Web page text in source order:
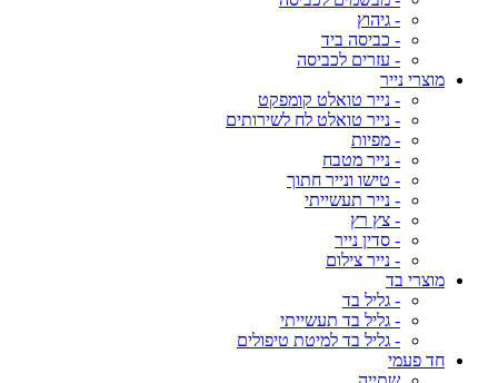
- גיהוץ
- כביסה ביד
- עזרים לכביסה
מוצרי נייר
- נייר טואלט קומפקט
- נייר טואלט לח לשירותים
- מפיות
- נייר מטבח
- טישו ונייר חתוך
- נייר תעשייתי
- צץ רץ
- סדין נייר
- נייר צילום
מוצרי בד
- גליל בד
- גליל בד תעשייתי
- גליל בד למיטת טיפולים
חד פעמי